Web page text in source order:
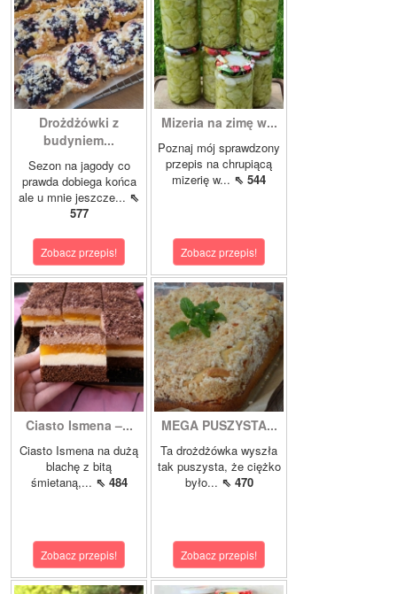
Drożdżówki z
budyniem...
Sezon na jagody co
prawda dobiega końca
ale u mnie jeszcze... ⇖
577
Zobacz przepis!
Mizeria na zimę w...
Poznaj mój sprawdzony
przepis na chrupiącą
mizerię w... ⇖ 544
Zobacz przepis!
Ciasto Ismena –...
Ciasto Ismena na dużą
blachę z bitą
śmietaną,... ⇖ 484
Zobacz przepis!
MEGA PUSZYSTA...
Ta drożdżówka wyszła
tak puszysta, że ciężko
było... ⇖ 470
Zobacz przepis!